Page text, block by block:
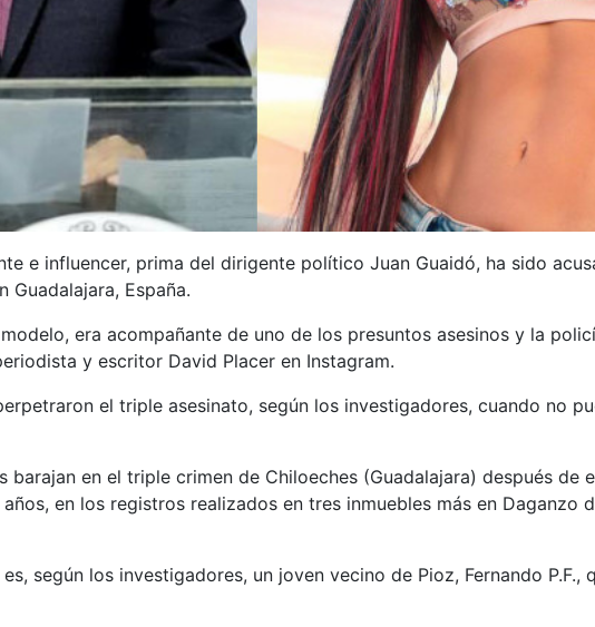
e influencer, prima del dirigente político Juan Guaidó, ha sido
Guadalajara, España.
era acompañante de uno de los presuntos asesinos y la
y escritor David Placer en Instagram.
el triple asesinato, según los investigadores, cuando no
en el triple crimen de Chiloeches (Guadalajara) después de
en los registros realizados en tres inmuebles más en Daganzo
según los investigadores, un joven vecino de Pioz, Fernando P.F.,